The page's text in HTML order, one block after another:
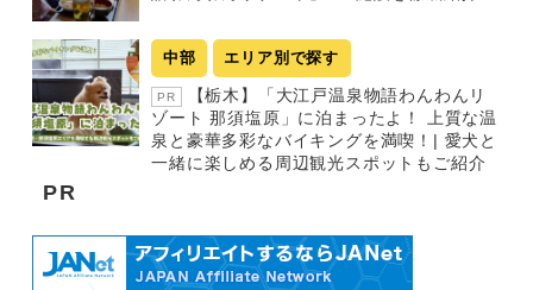
中部 エリア別で探す
PR
【栃木】「大江戸温泉物語わんわんリ
ゾート 那須塩原」に泊まったよ！ 上質な温
泉と豪華多彩なバイキングを満喫！| 愛犬と
一緒に楽しめる周辺観光スポットもご紹介
PR